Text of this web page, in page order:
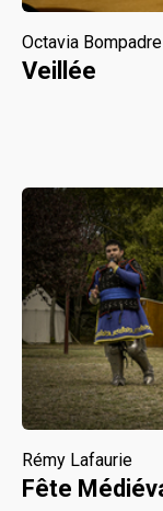
Octavia
Veillée
Rémy Lafaurie
Fête